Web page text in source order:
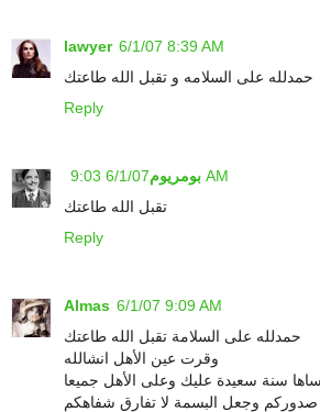
lawyer 6/1/07 8:39 AM
حمدلله على السلامه و تقبل الله طاعتك
Reply
بومريوم 6/1/07 9:03 AM
تقبل الله طاعتك
Reply
Almas 6/1/07 9:09 AM
حمدلله على السلامة تقبل الله طاعتك
وقرت عين الأهل انشالله
سنة سعيدة عليك وعلى الأهل جميعا
وجعل البسمة لا تفارق شفاهكم